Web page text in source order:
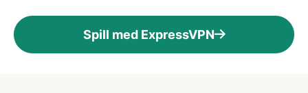
Spill med ExpressVPN